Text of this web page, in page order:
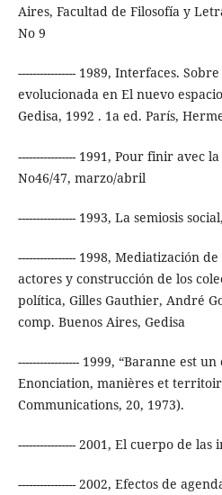
Aires, Facultad de Filosofía y
No 9
---------------- 1989, Interfaces.
evolucionada en El nuevo
Gedisa, 1992 . 1a ed. París,
---------------- 1991, Pour finir avec
No46/47, marzo/abril
---------------- 1993, La semiosis
---------------- 1998, Mediatización
actores y construcción de los
política, Gilles Gauthier, André
comp. Buenos Aires, Gedisa
----------------- 1999, “Baranne est
Enonciation, manières et
Communications, 20, 1973).
---------------- 2001, El cuerpo de
---------------- 2002, Efectos de